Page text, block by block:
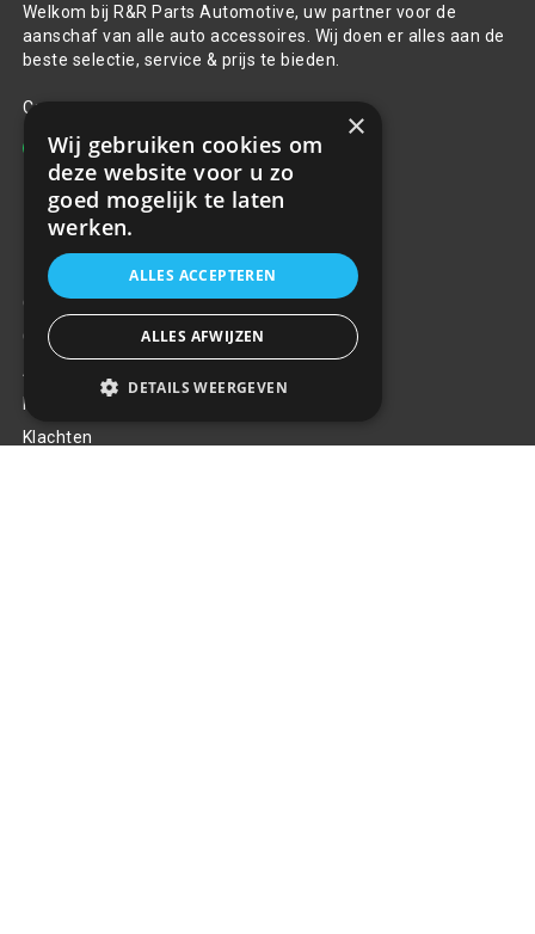
Welkom bij R&R Parts Automotive, uw partner voor de
aanschaf van alle auto accessoires. Wij doen er alles aan de
beste selectie, service & prijs te bieden.
Contact
+31(0)85 486 83 17
info@rrparts.nl
Klantenservice
Over ons
Contact
Algemene voorwaarden
Privacy Policy
Klachten
×
Wij gebruiken cookies om
deze website voor u zo
goed mogelijk te laten
werken.
ALLES ACCEPTEREN
ALLES AFWIJZEN
DETAILS WEERGEVEN